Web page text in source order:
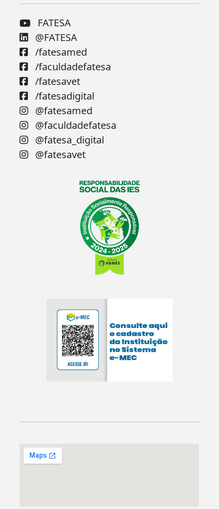
FATESA
@FATESA
/fatesamed
/faculdadefatesa
/fatesavet
/fatesadigital
@fatesamed
@faculdadefatesa
@fatesa_digital
@fatesavet